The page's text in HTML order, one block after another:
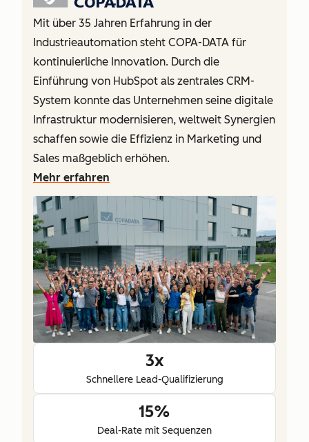
3x
Schnellere Lead-Qualifizierung
15%
Deal-Rate mit Sequenzen
Mit über 35 Jahren Erfahrung in der
Industrieautomation steht COPA-DATA für
kontinuierliche Innovation. Durch die
Einführung von HubSpot als zentrales CRM-
System konnte das Unternehmen seine digitale
Infrastruktur modernisieren, weltweit Synergien
schaffen sowie die Effizienz in Marketing und
Sales maßgeblich erhöhen.
Mehr erfahren